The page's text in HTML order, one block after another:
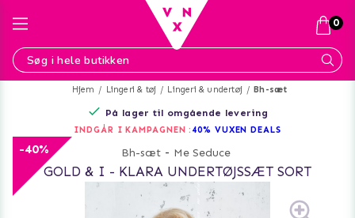
Hjem Lingeri & tøj Lingeri & undertøj Bh-sæt
På lager til omgående levering
INDGÅR I KAMPAGNEN : 40% VUXEN DEALS
-40% Bh-sæt - Me Seduce
GOLD & I - KLARA UNDERTØJSSÆT SORT
0